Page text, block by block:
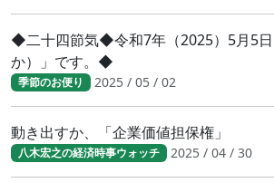
◆二十四節気◆令和7年（2025）5月5日
か）」です。◆
季節のお便り 2025 / 05 / 02
動き出すか、「企業価値担保権」
八木宏之の経済時事ウォッチ 2025 / 04 / 30